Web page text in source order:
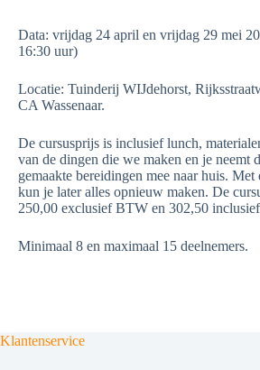
Data: vrijdag 24 april en vrijdag 29 mei
16:30 uur)
Locatie: Tuinderij WIJdehorst,
CA Wassenaar.
De cursusprijs is inclusief lunch,
van de dingen die we maken en je neemt
gemaakte bereidingen mee naar huis. Met
kun je later alles opnieuw maken. De
250,00 exclusief BTW en 302,50
Minimaal 8 en maximaal 15 deelnemers.
Klantenservice